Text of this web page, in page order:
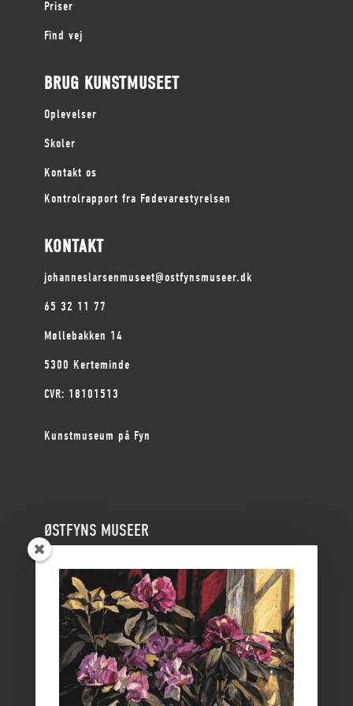
Priser
Find vej
BRUG KUNSTMUSEET
Oplevelser
Skoler
Kontakt os
Kontrolrapport fra Fødevarestyrelsen
KONTAKT
johanneslarsenmuseet@ostfynsmuseer.dk
65 32 11 77
Møllebakken 14
5300 Kerteminde
CVR: 18101513
Kunstmuseum på Fyn
ØSTFYNS MUSEER
Vikingemuseet Ladby
Nyborg Slot
Borgmestergården
Farvergården
Høkeren